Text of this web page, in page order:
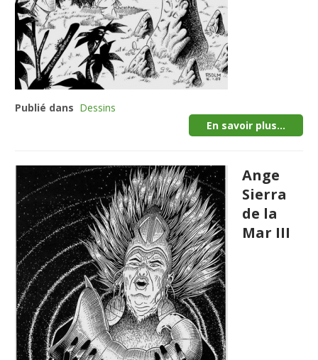
Publié dans Dessins
En savoir plus...
Ange
Sierra
de la
Mar III